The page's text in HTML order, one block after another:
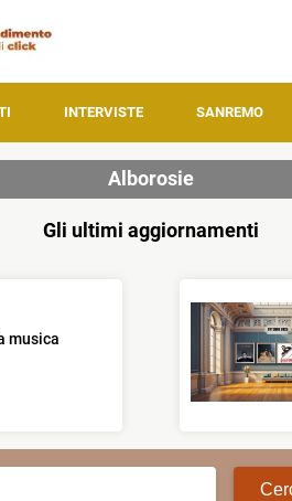
INTERVISTE SANREMO
Alborosie
Gli ultimi aggiornamenti
musica